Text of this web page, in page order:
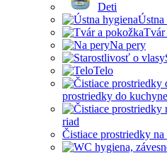
Deti
Ústna
Tvár
Na pery
Telo
prostriedky do
riad
Čistiace prostriedky